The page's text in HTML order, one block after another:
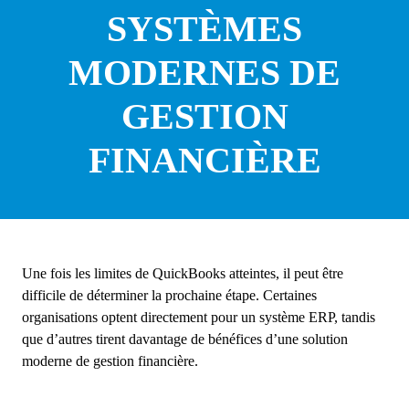
SYSTÈMES
MODERNES DE
GESTION
FINANCIÈRE
Une fois les limites de QuickBooks atteintes, il peut être
difficile de déterminer la prochaine étape. Certaines
organisations optent directement pour un système ERP, tandis
que d’autres tirent davantage de bénéfices d’une solution
moderne de gestion financière.